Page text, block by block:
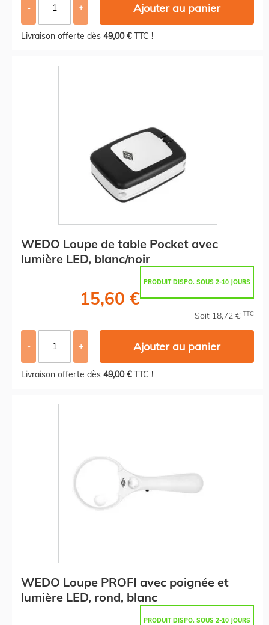
- + Ajouter au panier
Livraison offerte dès 49,00 €TTC !
WEDO Loupe de table Pocket avec
lumière LED, blanc/noir
PRODUIT DISPO. SOUS 2-10 JOURS
15,60 €
Soit 18,72 € TTC
- + Ajouter au panier
Livraison offerte dès 49,00 €TTC !
WEDO Loupe PROFI avec poignée et
lumière LED, rond, blanc
PRODUIT DISPO. SOUS 2-10 JOURS